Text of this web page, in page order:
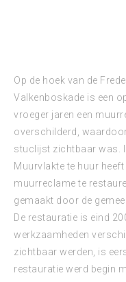
Op de hoek van de
Valkenboskade is een
vroeger jaren een
overschilderd,
stuclijst zichtbaar was.
Muurvlakte te huur
muurreclame te
gemaakt door de
De restauratie is eind
werkzaamheden
zichtbaar werden, is
restauratie werd begin